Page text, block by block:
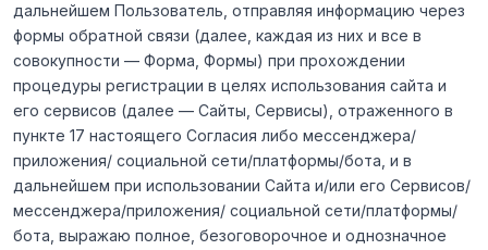
дальнейшем Пользователь, отправляя информацию через
формы обратной связи (далее, каждая из них и все в
совокупности — Форма, Формы) при прохождении
процедуры регистрации в целях использования сайта и
его сервисов (далее — Сайты, Сервисы), отраженного в
пункте 17 настоящего Согласия либо мессенджера/
приложения/ социальной сети/платформы/бота, и в
дальнейшем при использовании Сайта и/или его Сервисов/
мессенджера/приложения/ социальной сети/платформы/
бота, выражаю полное, безоговорочное и однозначное